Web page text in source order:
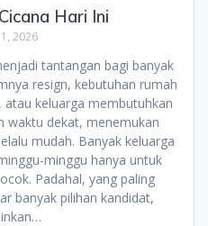
Hari Ini
2026
tantangan bagi banyak
resign, kebutuhan rumah
keluarga membutuhkan
waktu dekat, menemukan
mudah. Banyak keluarga
minggu hanya untuk
Padahal, yang paling
banyak pilihan kandidat,